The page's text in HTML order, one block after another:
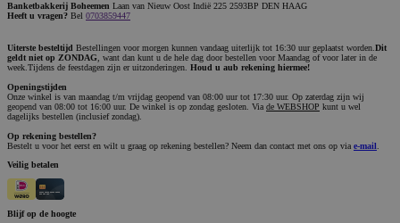
Banketbakkerij Boheemen Laan van Nieuw Oost Indië 225 2593BP DEN HAAG
Heeft u vragen? Bel 0703859447
Uiterste besteltijd Bestellingen voor morgen kunnen vandaag uiterlijk tot 16:30 uur geplaatst worden. Dit
geldt niet op ZONDAG , want dan kunt u de hele dag door bestellen voor Maandag of voor later in de
week.Tijdens de feestdagen zijn er uitzonderingen. Houd u aub rekening hiermee!
Openingstijden
Onze winkel is van maandag t/m vrijdag geopend van 08:00 uur tot 17:30 uur. Op zaterdag zijn wij
geopend van 08:00 tot 16:00 uur. De winkel is op zondag gesloten. Via de WEBSHOP kunt u wel
dagelijks bestellen (inclusief zondag).
Op rekening bestellen?
Bestelt u voor het eerst en wilt u graag op rekening bestellen? Neem dan contact met ons op via e-mail
Veilig betalen
Blijf op de hoogte